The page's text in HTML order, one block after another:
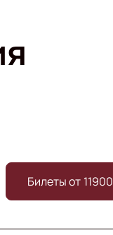
Билеты от 11900